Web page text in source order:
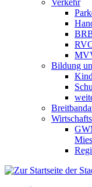
Verkehr
Bildung